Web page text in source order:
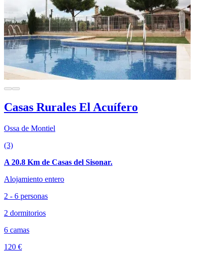
Casas Rurales El Acuífero
Ossa de Montiel
(3)
A 20.8 Km de Casas del Sisonar.
Alojamiento entero
2 - 6 personas
2 dormitorios
6 camas
120 €